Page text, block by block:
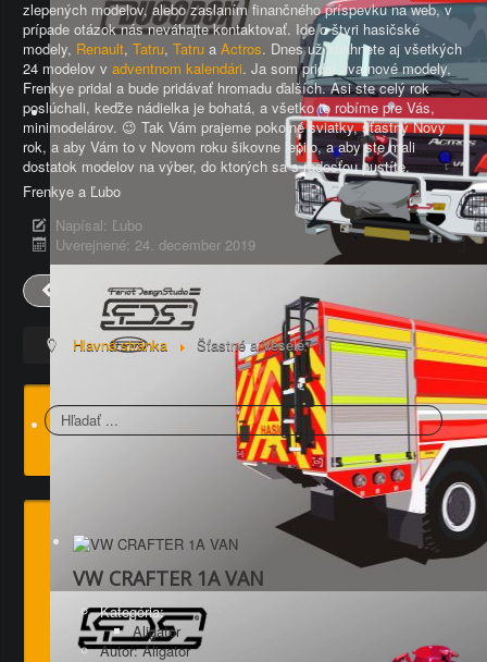
zlepených modelov, alebo zaslaním finančného príspevku na web, v
prípade otázok nás neváhajte kontaktovať. Ide o štyri hasičské
modely, Renault, Tatru, Tatru a Actros. Dnes už stiahnete aj všetkých
24 modelov v adventnom kalendári. Ja som pridal dva nové modely,
Frenkye pridal a bude pridávať hromadu ďalších. Asi ste celý rok
poslúchali, keďže nádielka je bohatá, a všetko to robíme pre Vás,
minimodelárov. 😉 Tak Vám prajeme pokojné sviatky, šťastný Nový
rok, a aby Vám to v Novom roku šikovne lepilo, a aby ste mali
dostatok modelov na výber, do ktorých sa s radosťou pustíte.
Frenkye a Ľubo
Napísal: Ľubo
Uverejnené: 24. december 2019
Predch.
Hlavná stránka Šťastné a Veselé
Hľadať
VW CRAFTER 1A VAN
Kategória:
Aligator
Autor: Aligator